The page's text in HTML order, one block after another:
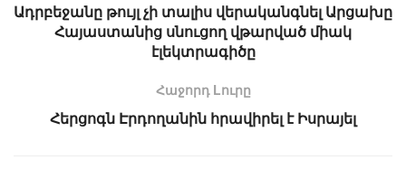
Ադրբեջանը թույլ չի տալիս վերականգնել Արցախը
Հայաստանից սնուցող վթարված միակ
էլեկտրագիծը
Հաջորդ Lուրը
Հերցոգն Էրդողանին հրավիրել է Իսրայել